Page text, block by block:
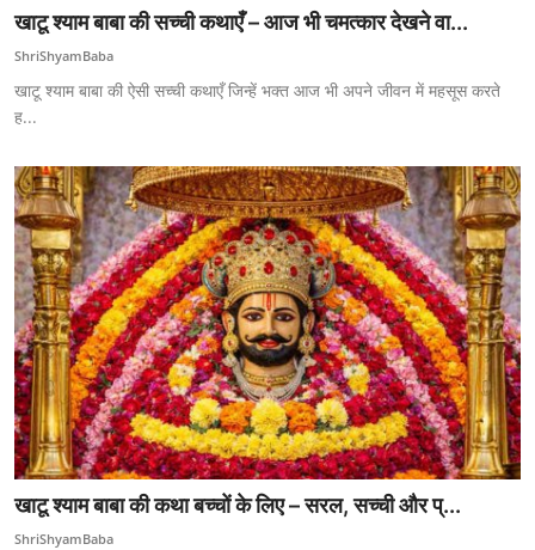
खाटू श्याम बाबा की सच्ची कथाएँ – आज भी चमत्कार देखने वा...
ShriShyamBaba
खाटू श्याम बाबा की ऐसी सच्ची कथाएँ जिन्हें भक्त आज भी अपने जीवन में महसूस करते
ह...
खाटू श्याम बाबा की कथा बच्चों के लिए – सरल, सच्ची और प्...
ShriShyamBaba